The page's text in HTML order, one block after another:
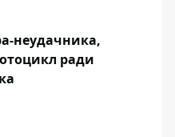
неудачника,
ради